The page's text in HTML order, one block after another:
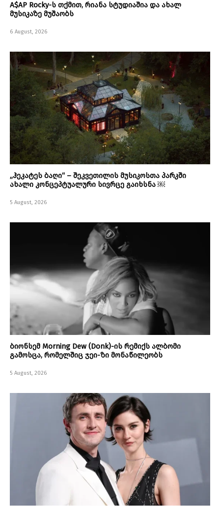
A$AP Rocky-ს თქმით, რიანა სტუდიაშია და ახალ
მუსიკაზე მუშაობს
6 August, 2026
„ჰეკატეს ბაღი“ – შეკვეთილის მუსიკოსთა პარკში
ახალი კონცეპტუალური სივრცე გაიხსნა ￼
5 August, 2026
ბიონსემ Morning Dew (Donk)-ის რემიქს ალბომი
გამოსცა, რომელშიც ჯეი-ზი მონაწილეობს
5 August, 2026